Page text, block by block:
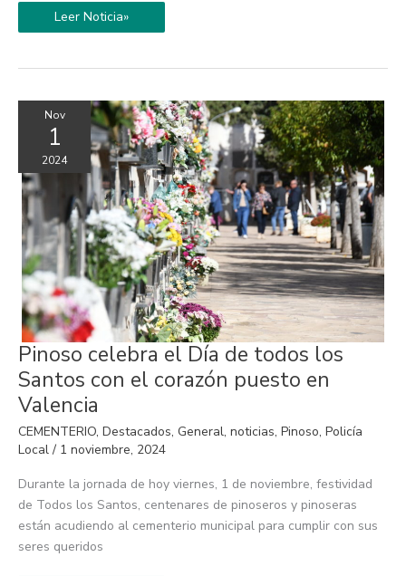
Leer Noticia»
Nov
1
2024
Pinoso celebra el Día de todos los
Santos con el corazón puesto en
Valencia
CEMENTERIO, Destacados, General, noticias, Pinoso, Policía
Local / 1 noviembre, 2024
Durante la jornada de hoy viernes, 1 de noviembre, festividad
de Todos los Santos, centenares de pinoseros y pinoseras
están acudiendo al cementerio municipal para cumplir con sus
seres queridos
Pinoso
celebra
el
Día
de
todos
los
Santos
con
puesto
en
Valencia